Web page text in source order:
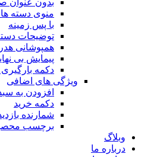
منوی دسته
با پس زمینه
توضیحات
همپوشانی هدر
پیمایش بی
دکمه بارگیری
ویژگی های اضافی
افزودن به
دکمه خرید
شمارنده
برچسب
وبلاگ
درباره ما